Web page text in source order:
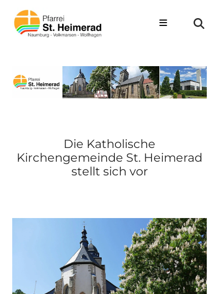
Die Katholische
Kirchengemeinde St. Heimerad
stellt sich vor